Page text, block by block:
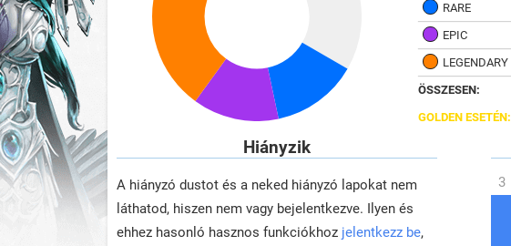
RARE
EPIC
LEGENDARY
ÖSSZESEN:
GOLDEN ESETÉN:
Hiányzik
A hiányzó dustot és a neked hiányzó lapokat nem
láthatod, hiszen nem vagy bejelentkezve. Ilyen és
ehhez hasonló hasznos funkciókhoz jelentkezz be,